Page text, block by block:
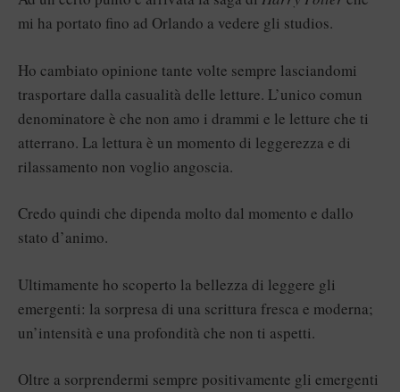
mi ha portato fino ad Orlando a vedere gli studios.
Ho cambiato opinione tante volte sempre lasciandomi
trasportare dalla casualità delle letture. L’unico comun
denominatore è che non amo i drammi e le letture che ti
atterrano. La lettura è un momento di leggerezza e di
rilassamento non voglio angoscia.
Credo quindi che dipenda molto dal momento e dallo
stato d’animo.
Ultimamente ho scoperto la bellezza di leggere gli
emergenti: la sorpresa di una scrittura fresca e moderna;
un’intensità e una profondità che non ti aspetti.
Oltre a sorprendermi sempre positivamente gli emergenti